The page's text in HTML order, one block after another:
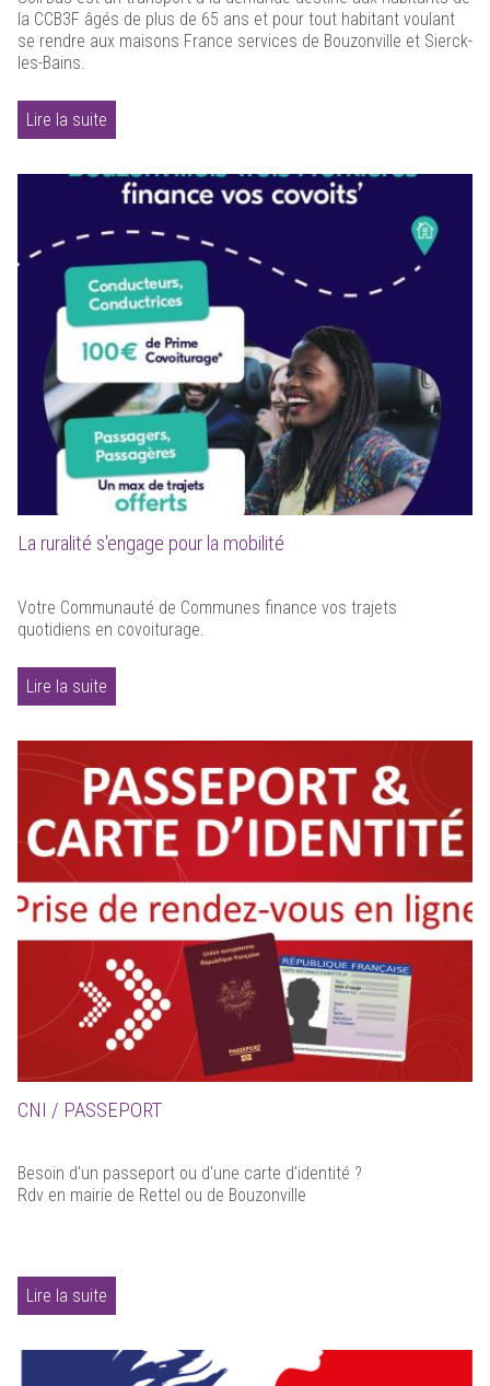
la CCB3F âgés de plus de 65 ans et pour tout habitant voulant
se rendre aux maisons France services de Bouzonville et Sierck-
les-Bains.
Lire la suite
La ruralité s'engage pour la mobilité
Votre Communauté de Communes finance vos trajets
quotidiens en covoiturage.
Lire la suite
CNI / PASSEPORT
Besoin d'un passeport ou d'une carte d'identité ?
Rdv en mairie de Rettel ou de Bouzonville
Lire la suite